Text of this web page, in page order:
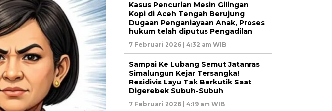
Kasus Pencurian Mesin Gilingan
Kopi di Aceh Tengah Berujung
Dugaan Penganiayaan Anak, Proses
hukum telah diputus Pengadilan
7 Februari 2026 | 4:32 am WIB
Sampai Ke Lubang Semut Jatanras
Simalungun Kejar Tersangka!
Residivis Layu Tak Berkutik Saat
Digerebek Subuh-Subuh
7 Februari 2026 | 4:19 am WIB